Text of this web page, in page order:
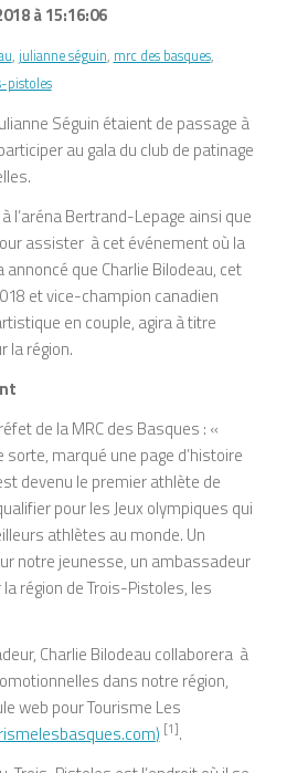
à 15:16:06
, julianne séguin, mrc des basques,
pistoles
Séguin étaient de passage à
au gala du club de patinage
l’aréna Bertrand-Lepage ainsi que
assister à cet événement où la
annoncé que Charlie Bilodeau, cet
et vice-champion canadien
en couple, agira à titre
la région.
de la MRC des Basques : «
sorte, marqué une page d’histoire
devenu le premier athlète de
pour les Jeux olympiques qui
athlètes au monde. Un
notre jeunesse, un ambassadeur
région de Trois-Pistoles, les
Charlie Bilodeau collaborera à
dans notre région,
web pour Tourisme Les
) [1].